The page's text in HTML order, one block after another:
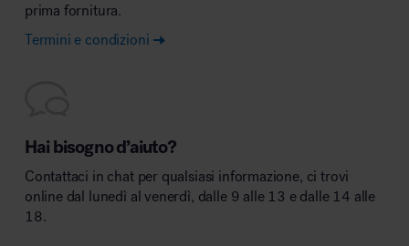
prima fornitura.
Termini e condizioni
Hai bisogno d’aiuto?
Contattaci in chat per qualsiasi informazione, ci trovi
online dal lunedì al venerdì, dalle 9 alle 13 e dalle 14 alle
18.